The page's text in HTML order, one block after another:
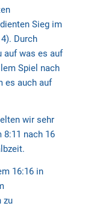
Sieg im
Durch
auf was es auf
Spiel nach
es auch auf
wir sehr
8:11 nach 16
16:16 in
zu